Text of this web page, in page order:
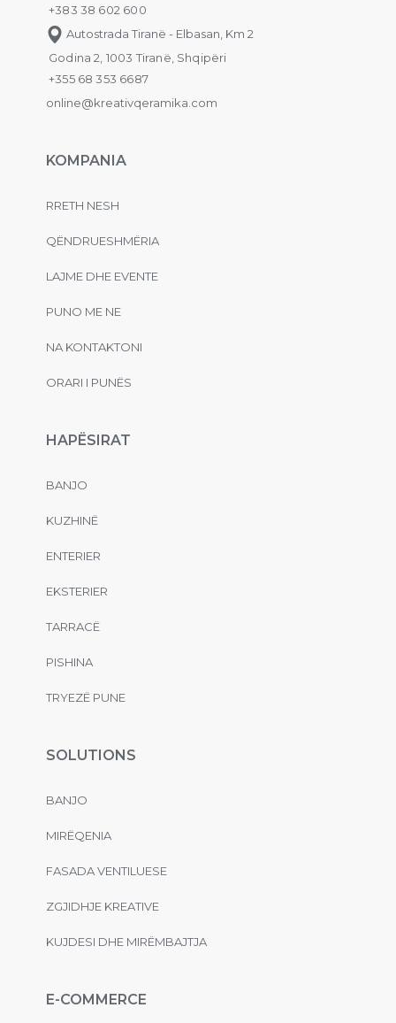
+383 38 602 600
Autostrada Tiranë - Elbasan, Km 2
Godina 2, 1003 Tiranë, Shqipëri
+355 68 353 6687
online@kreativqeramika.com
KOMPANIA
RRETH NESH
QËNDRUESHMËRIA
LAJME DHE EVENTE
PUNO ME NE
NA KONTAKTONI
ORARI I PUNËS
HAPËSIRAT
BANJO
KUZHINË
ENTERIER
EKSTERIER
TARRACË
PISHINA
TRYEZË PUNE
SOLUTIONS
BANJO
MIRËQENIA
FASADA VENTILUESE
ZGJIDHJE KREATIVE
KUJDESI DHE MIRËMBAJTJA
E-COMMERCE